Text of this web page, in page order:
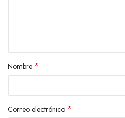
Nombre *
Correo electrónico *